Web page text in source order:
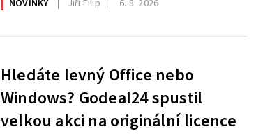
NOVINKY Jiří Filip 6. 8. 2026
Hledáte levný Office nebo
Windows? Godeal24 spustil
velkou akci na originální licence